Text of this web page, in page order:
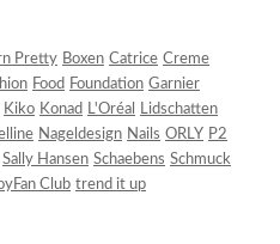
Pretty Boxen Catrice Creme
Food Foundation Garnier
Kiko Konad L'Oréal
Lidschatten
Nageldesign Nails ORLY P2
Sally Hansen Schaebens Schmuck
Club trend it up